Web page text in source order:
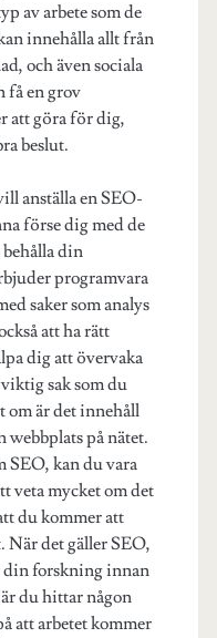
av arbete som de
innehålla allt från
och även sociala
få en grov
att göra för dig,
beslut.
anställa en SEO-
förse dig med de
din
programvara
saker som analys
att ha rätt
dig att övervaka
sak som du
om är det innehåll
webbplats på nätet.
SEO, kan du vara
veta mycket om det
du kommer att
När det gäller SEO,
din forskning innan
du hittar någon
att arbetet kommer